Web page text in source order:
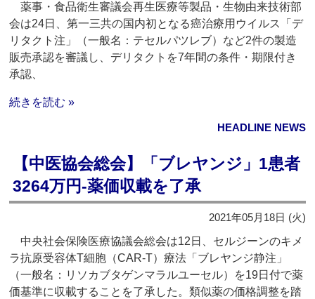
薬事・食品衛生審議会再生医療等製品・生物由来技術部
会は24日、第一三共の国内初となる癌治療用ウイルス「デ
リタクト注」（一般名：テセルパツレブ）など2件の製造
販売承認を審議し、デリタクトを7年間の条件・期限付き
承認、
続きを読む »
HEADLINE NEWS
【中医協会総会】「ブレヤンジ」1患者
3264万円‐薬価収載を了承
2021年05月18日 (火)
中央社会保険医療協議会総会は12日、セルジーンのキメ
ラ抗原受容体T細胞（CAR-T）療法「ブレヤンジ静注」
（一般名：リソカブタゲンマラルユーセル）を19日付で薬
価基準に収載することを了承した。類似薬の価格調整を踏